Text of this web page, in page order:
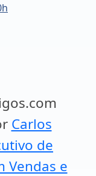
Carlos
de
Vendas e